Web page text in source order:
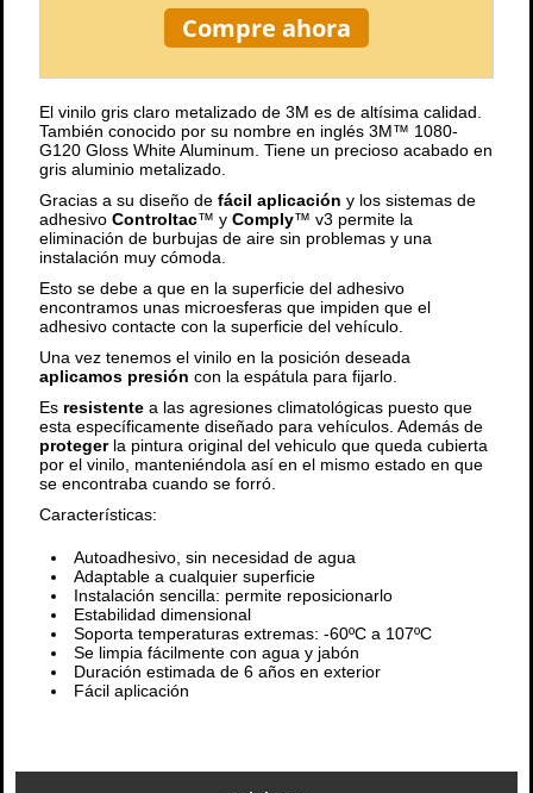
Compre ahora
El vinilo gris claro metalizado de 3M es de altísima calidad.
También conocido por su nombre en inglés 3M™ 1080-
G120 Gloss White Aluminum. Tiene un precioso acabado en
gris aluminio metalizado.
Gracias a su diseño de fácil aplicación y los sistemas de
adhesivo Controltac™ y Comply™ v3 permite la
eliminación de burbujas de aire sin problemas y una
instalación muy cómoda.
Esto se debe a que en la superficie del adhesivo
encontramos unas microesferas que impiden que el
adhesivo contacte con la superficie del vehículo.
Una vez tenemos el vinilo en la posición deseada
aplicamos presión con la espátula para fijarlo.
Es resistente a las agresiones climatológicas puesto que
esta específicamente diseñado para vehículos. Además de
protegerla pintura original del vehiculo que queda cubierta
por el vinilo, manteniéndola así en el mismo estado en que
se encontraba cuando se forró.
Características:
Autoadhesivo, sin necesidad de agua
Adaptable a cualquier superficie
Instalación sencilla: permite reposicionarlo
Estabilidad dimensional
Soporta temperaturas extremas: -60ºC a 107ºC
Se limpia fácilmente con agua y jabón
Duración estimada de 6 años en exterior
Fácil aplicación